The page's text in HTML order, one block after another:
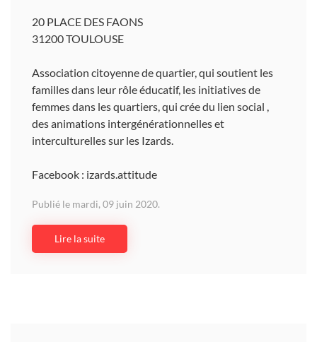
20 PLACE DES FAONS
31200 TOULOUSE
Association citoyenne de quartier, qui soutient les
familles dans leur rôle éducatif, les initiatives de
femmes dans les quartiers, qui crée du lien social ,
des animations intergénérationnelles et
interculturelles sur les Izards.
Facebook : izards.attitude
Publié le mardi, 09 juin 2020.
Lire la suite